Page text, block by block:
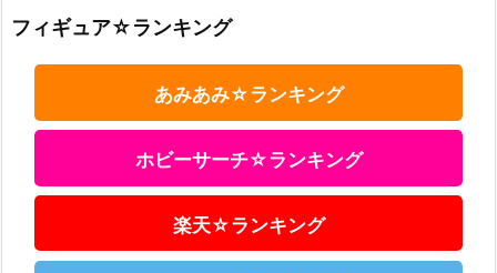
フィギュア☆ランキング
あみあみ☆ランキング
ホビーサーチ☆ランキング
楽天☆ランキング